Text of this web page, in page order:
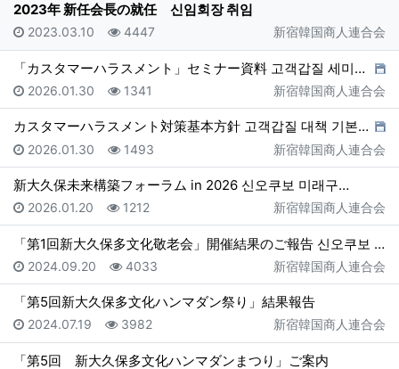
2023年 新任会長の就任 신임회장 취임
등록자
新宿韓国商人連合会
등록일
2023.03.10 조회
4447
「カスタマーハラスメント」セミナー資料 고객갑질 세미나 자…
등록자
新宿韓国商人連合会
등록일
2026.01.30 조회
1341
カスタマーハラスメント対策基本方針 고객갑질 대책 기본방침
등록자
新宿韓国商人連合会
등록일
2026.01.30 조회
1493
新大久保未来構築フォーラム in 2026 신오쿠보 미래구…
등록자
新宿韓国商人連合会
등록일
2026.01.20 조회
1212
「第1回新大久保多文化敬老会」開催結果のご報告 신오쿠보 다…
등록자
新宿韓国商人連合会
등록일
2024.09.20 조회
4033
「第5回新大久保多文化ハンマダン祭り」結果報告
등록자
新宿韓国商人連合会
등록일
2024.07.19 조회
3982
「第5回 新大久保多文化ハンマダンまつり」ご案内